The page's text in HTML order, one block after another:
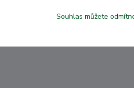
přesně takové množství
Souhlas můžete